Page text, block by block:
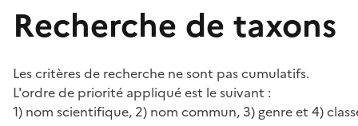
Recherche de taxons
Les critères de recherche ne sont pas cumulatifs.
L'ordre de priorité appliqué est le suivant :
1) nom scientifique, 2) nom commun, 3) genre et 4)